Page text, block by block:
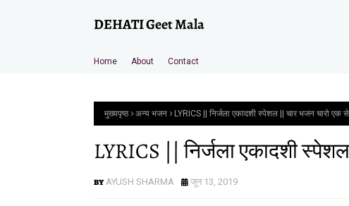
DEHATI Geet Mala
Home About Contact
मुख्यपृष्ठ अन्य भजन LYRICS || निर्जला एकादशी स्पेशल || चार भजन चारो एक से
LYRICS || निर्जला एकादशी
AYUSH SHARMA जून 13, 2019